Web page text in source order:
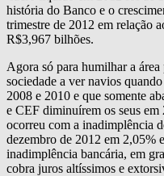
história do Banco e o
trimestre de 2012 em relação
R$3,967 bilhões.
Agora só para humilhar a
sociedade a ver navios
2008 e 2010 e que somente
e CEF diminuírem os seus
ocorreu com a inadimplência
dezembro de 2012 em 2,05%
inadimplência bancária, em
cobra juros altíssimos e